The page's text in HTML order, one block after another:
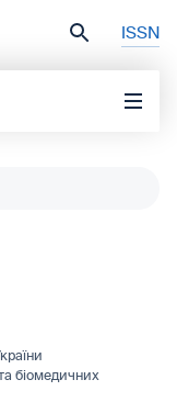
ISSN
біомедичних